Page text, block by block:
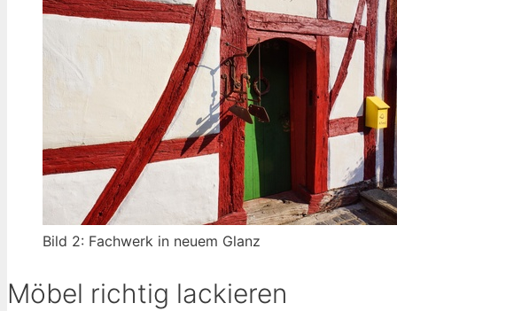
Bild 2: Fachwerk in neuem Glanz
Möbel richtig lackieren